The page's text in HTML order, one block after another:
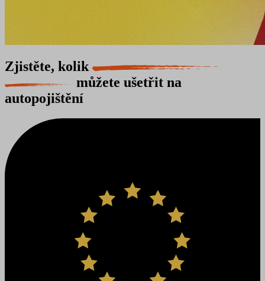
Zjistěte, kolik
můžete ušetřit na
autopojištění